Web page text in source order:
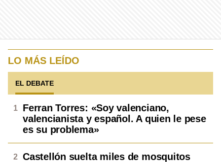
LO MÁS LEÍDO
EL DEBATE
Ferran Torres: «Soy valenciano,
valencianista y español. A quien le pese
es su problema»
Castellón suelta miles de mosquitos